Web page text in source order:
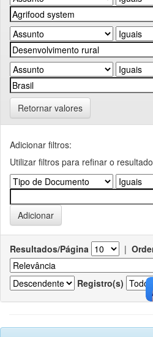
Retornar valores
Adicionar filtros:
Utilizar filtros para refinar o
Resultados/Página |
Registro(s)